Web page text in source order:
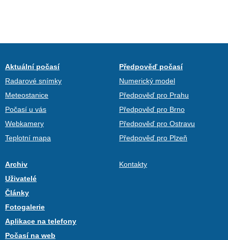
Aktuální počasí
Radarové snímky
Meteostanice
Počasí u vás
Webkamery
Teplotní mapa
Předpověď počasí
Numerický model
Předpověď pro Prahu
Předpověď pro Brno
Předpověď pro Ostravu
Předpověď pro Plzeň
Archiv
Uživatelé
Články
Fotogalerie
Aplikace na telefony
Počasí na web
Kontakty